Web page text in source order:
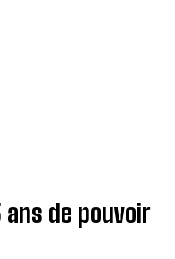
ans de pouvoir